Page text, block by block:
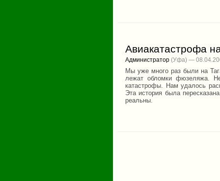
Авиакатастрофа
Администратор (Уфа) —
Мы уже много раз были на
лежат обломки фюзеляжа.
катастрофы. Нам удалось
Эта история была
реальны.